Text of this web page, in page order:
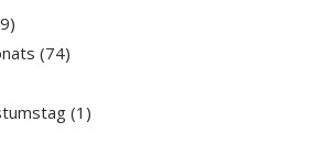
(74)
(1)